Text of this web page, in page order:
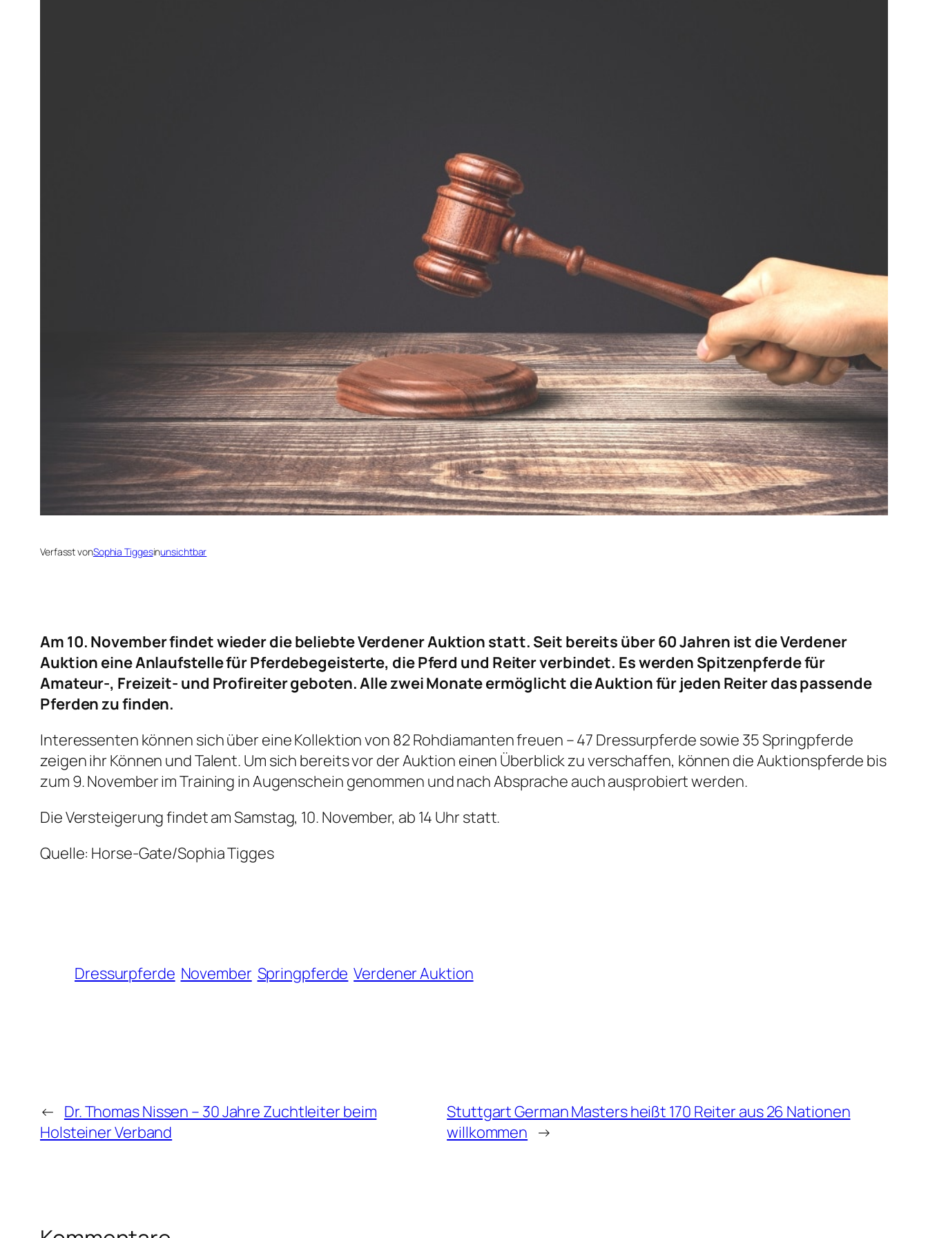
Verfasst vonSophia Tiggesinunsichtbar
Am 10. November findet wieder die beliebte Verdener Auktion statt. Seit bereits über 60 Jahren ist die Verdener
Auktion eine Anlaufstelle für Pferdebegeisterte, die Pferd und Reiter verbindet. Es werden Spitzenpferde für
Amateur-, Freizeit- und Profireiter geboten. Alle zwei Monate ermöglicht die Auktion für jeden Reiter das passende
Pferden zu finden.
Interessenten können sich über eine Kollektion von 82 Rohdiamanten freuen – 47 Dressurpferde sowie 35 Springpferde
zeigen ihr Können und Talent. Um sich bereits vor der Auktion einen Überblick zu verschaffen, können die Auktionspferde bis
zum 9. November im Training in Augenschein genommen und nach Absprache auch ausprobiert werden.
Die Versteigerung findet am Samstag, 10. November, ab 14 Uhr statt.
Quelle: Horse-Gate/Sophia Tigges
Dressurpferde November Springpferde Verdener Auktion
← Dr. Thomas Nissen – 30 Jahre Zuchtleiter beim
Holsteiner Verband
Stuttgart German Masters heißt 170 Reiter aus 26 Nationen
willkommen →